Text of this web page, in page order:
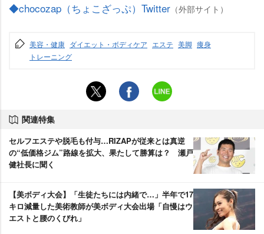
◆chocozap（ちょこざっぷ）Twitter （外部サイト）
美容・健康 ダイエット・ボディケア エステ 美脚 痩身
トレーニング
関連特集
セルフエステや脱毛も付与…RIZAPが従来とは真逆
の“低価格ジム”路線を拡大、果たして勝算は？ 瀬戸
健社長に聞く
【美ボディ大会】「生徒たちには内緒で…」半年で17
キロ減量した美術教師が美ボディ大会出場「自慢はウ
エストと腰のくびれ」